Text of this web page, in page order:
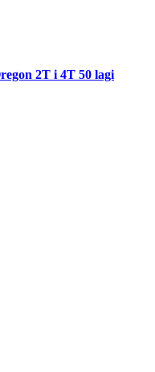
2T i 4T 50 lagi